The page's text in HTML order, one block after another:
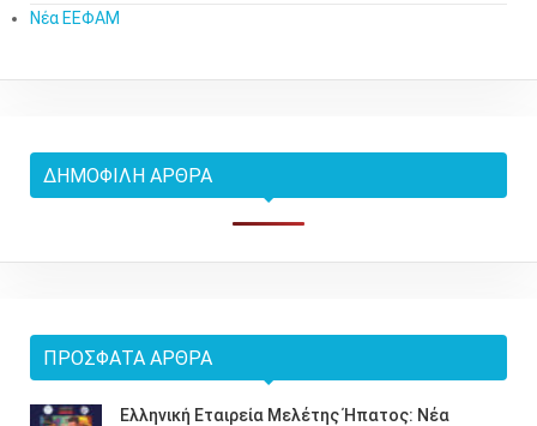
Νέα ΕΕΦΑΜ
ΔΗΜΟΦΙΛΉ ΆΡΘΡΑ
ΠΡΌΣΦΑΤΑ ΆΡΘΡΑ
Ελληνική Εταιρεία Μελέτης Ήπατος: Νέα